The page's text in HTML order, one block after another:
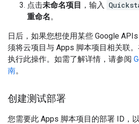
点击未命名项目 ，输入
重命名。
日后，如果您想使用某些 Google
须将云项目与 Apps 脚本项目相关联
执行此操作。如需了解详情，请参阅
南。
创建测试部署
您需要此 Apps 脚本项目的部署 ID，